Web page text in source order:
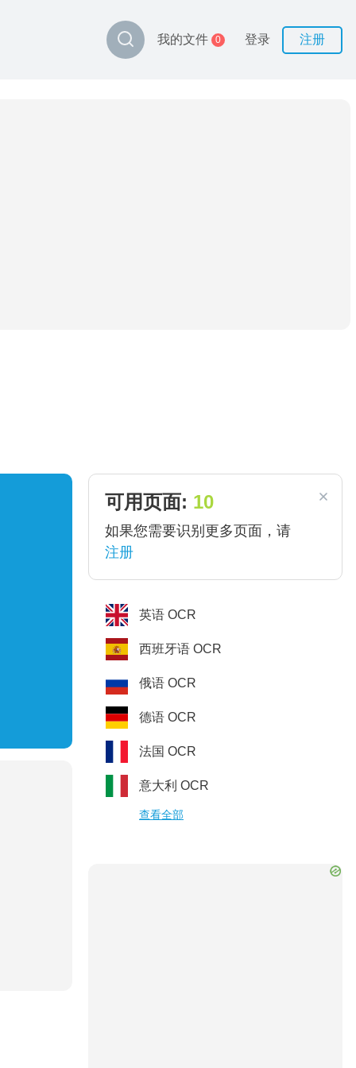
我的文件 0 登录 注册
可用页面: 10
如果您需要识别更多页面，请
注册
英语 OCR
西班牙语 OCR
俄语 OCR
德语 OCR
法国 OCR
意大利 OCR
查看全部